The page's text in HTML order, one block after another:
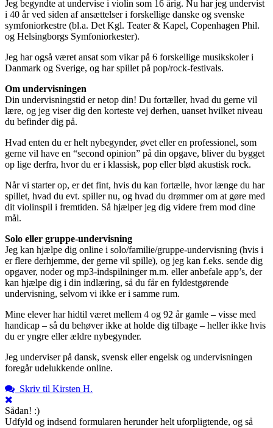
Jeg begyndte at undervise i violin som 16 årig. Nu har jeg undervist
i 40 år ved siden af ansættelser i forskellige danske og svenske
symfoniorkestre (bl.a. Det Kgl. Teater & Kapel, Copenhagen Phil.
og Helsingborgs Symfoniorkester).
Jeg har også været ansat som vikar på 6 forskellige musikskoler i
Danmark og Sverige, og har spillet på pop/rock-festivals.
Om undervisningen
Din undervisningstid er netop din! Du fortæller, hvad du gerne vil
lære, og jeg viser dig den korteste vej derhen, uanset hvilket niveau
du befinder dig på.
Hvad enten du er helt nybegynder, øvet eller en professionel, som
gerne vil have en “second opinion” på din opgave, bliver du bygget
op lige derfra, hvor du er i klassisk, pop eller blød akustisk rock.
Når vi starter op, er det fint, hvis du kan fortælle, hvor længe du har
spillet, hvad du evt. spiller nu, og hvad du drømmer om at gøre med
dit violinspil i fremtiden. Så hjælper jeg dig videre frem mod dine
mål.
Solo eller gruppe-undervisning
Jeg kan hjælpe dig online i solo/familie/gruppe-undervisning (hvis i
er flere derhjemme, der gerne vil spille), og jeg kan f.eks. sende dig
opgaver, noder og mp3-indspilninger m.m. eller anbefale app’s, der
kan hjælpe dig i din indlæring, så du får en fyldestgørende
undervisning, selvom vi ikke er i samme rum.
Mine elever har hidtil været mellem 4 og 92 år gamle – visse med
handicap – så du behøver ikke at holde dig tilbage – heller ikke hvis
du er yngre eller ældre nybegynder.
Jeg underviser på dansk, svensk eller engelsk og undervisningen
foregår udelukkende online.
Skriv til Kirsten H.
Sådan! :)
Udfyld og indsend formularen herunder helt uforpligtende, og så